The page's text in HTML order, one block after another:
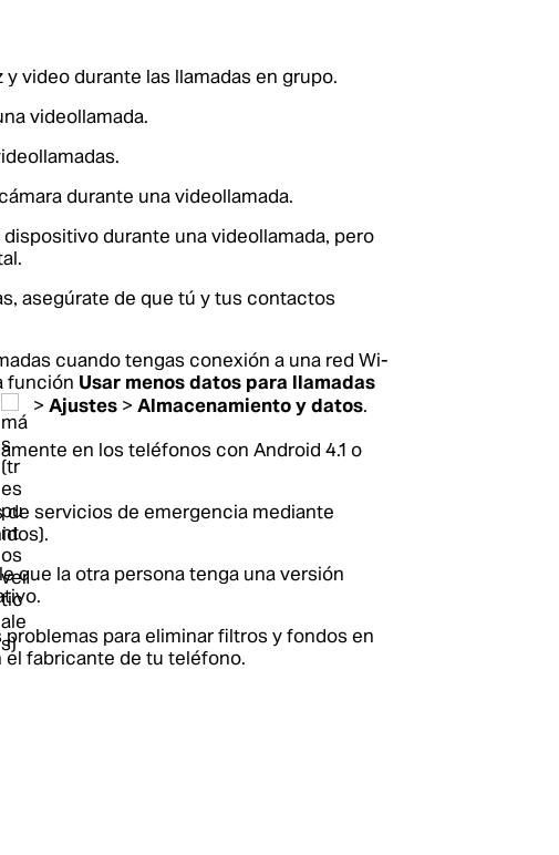
video durante las llamadas en grupo.
videollamada.
durante una videollamada.
durante una videollamada, pero
asegúrate de que tú y tus contactos
cuando tengas conexión a una red Wi-
función Usar menos datos para llamadas
> Ajustes > Almacenamiento y datos.
en los teléfonos con Android 4.1 o
de servicios de emergencia mediante
que la otra persona tenga una versión
para eliminar filtros y fondos en
fabricante de tu teléfono.